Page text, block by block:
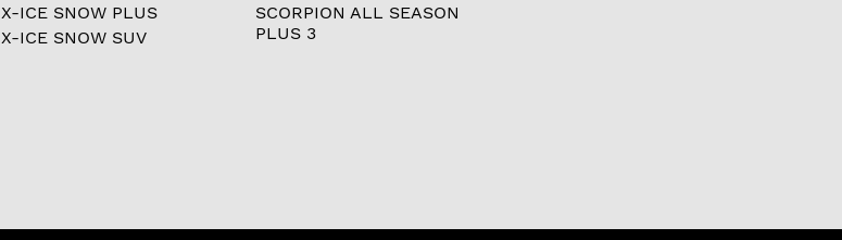
X-ICE SNOW PLUS
X-ICE SNOW SUV
SCORPION ALL SEASON
PLUS 3